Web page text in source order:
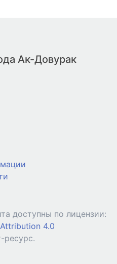
Ак-Довурак
доступны по лицензии:
4.0
ресурс.